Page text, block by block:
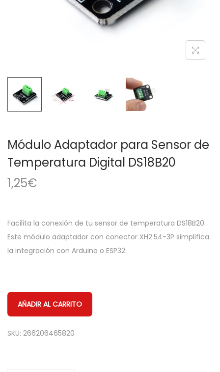
a
c
i
d
o
Módulo Adaptador para Sensor de
Temperatura Digital DS18B20
1,25€
Facilita la conexión de tu sensor de temperatura DS18B20.
Este módulo adaptador con conector XH2.54-3P simplifica
la integración con Arduino o ESP32.
AÑADIR AL CARRITO
SKU: 266206465820